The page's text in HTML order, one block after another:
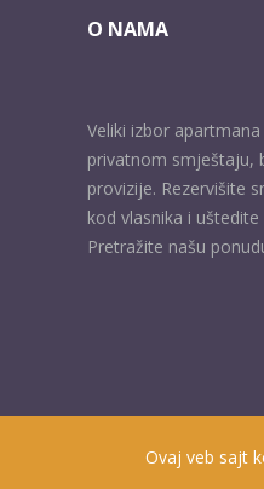
O NAMA
Veliki izbor
privatnom smještaju,
provizije. Rezervišite
kod vlasnika i
Pretražite našu
Prisutni od 2010.
Ovaj veb sajt